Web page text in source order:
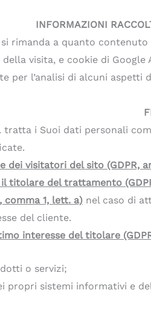
INFORMAZIONI
rimanda a quanto
visita, e cookie di
per l’analisi di alcuni
tratta i Suoi dati personali
dei visitatori del sito (GDPR,
titolare del trattamento
comma 1, lett. a) nel caso di
del cliente.
interesse del titolare
o servizi;
propri sistemi informativi e